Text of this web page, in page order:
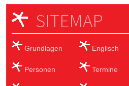
SITEMAP
Grundlagen
Personen
Englisch
Termine